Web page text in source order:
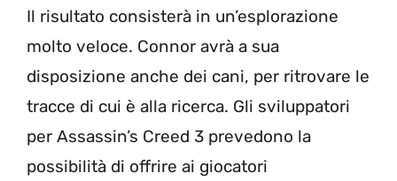
Il risultato consisterà in un’esplorazione
molto veloce. Connor avrà a sua
disposizione anche dei cani, per ritrovare le
tracce di cui è alla ricerca. Gli sviluppatori
per Assassin’s Creed 3 prevedono la
possibilità di offrire ai giocatori